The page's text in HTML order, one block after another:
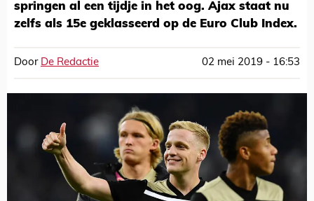
springen al een tijdje in het oog. Ajax staat nu
zelfs als 15e geklasseerd op de Euro Club Index.
Door De Redactie 02 mei 2019 - 16:53